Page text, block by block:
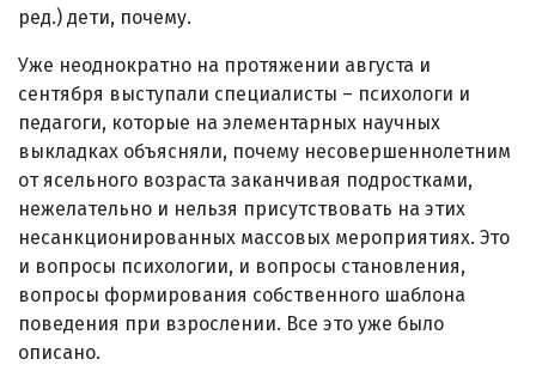
ред.) дети, почему.
Уже неоднократно на протяжении августа и
сентября выступали специалисты – психологи и
педагоги, которые на элементарных научных
выкладках объясняли, почему несовершеннолетним
от ясельного возраста заканчивая подростками,
нежелательно и нельзя присутствовать на этих
несанкционированных массовых мероприятиях. Это
и вопросы психологии, и вопросы становления,
вопросы формирования собственного шаблона
поведения при взрослении. Все это уже было
описано.